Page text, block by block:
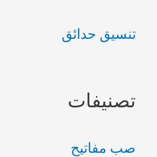
تنسيق حدائق
تصنيفات
صب مفاتيح